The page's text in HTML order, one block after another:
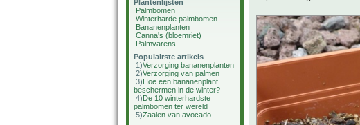
Plantenlijsten
Palmbomen
Winterharde palmbomen
Bananenplanten
Canna's (bloemriet)
Palmvarens
Populairste artikels
1)Verzorging bananenplanten
2)Verzorging van palmen
3)Hoe een bananenplant
beschermen in de winter?
4)De 10 winterhardste
palmbomen ter wereld
5)Zaaien van avocado